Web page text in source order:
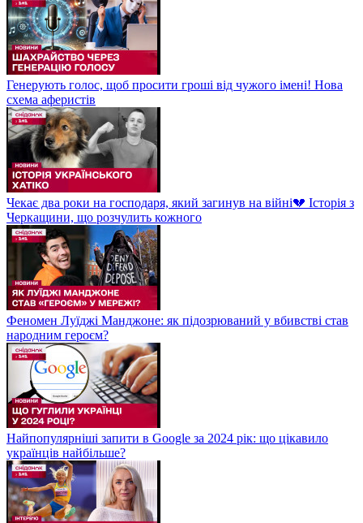
Генерують голос, щоб просити гроші від чужого імені! Нова
схема аферистів
Чекає два роки на господаря, який загинув на війні💔 Історія з
Черкащини, що розчулить кожного
Феномен Луїджі Манджоне: як підозрюваний у вбивстві став
народним героєм?
Найпопулярніші запити в Google за 2024 рік: що цікавило
українців найбільше?